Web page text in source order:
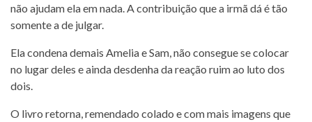
não ajudam ela em nada. A contribuição que a irmã dá é tão
somente a de julgar.
Ela condena demais Amelia e Sam, não consegue se colocar
no lugar deles e ainda desdenha da reação ruim ao luto dos
dois.
O livro retorna, remendado colado e com mais imagens que